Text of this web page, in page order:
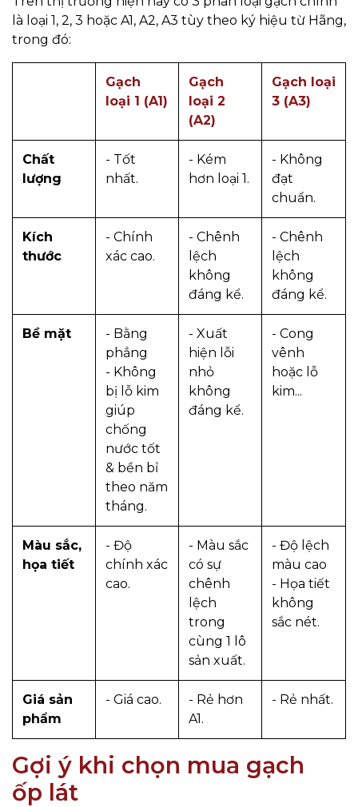
là loại 1, 2, 3 hoặc A1, A2, A3 tùy theo ký hiệu từ Hãng,
trong đó:
Gạch
loại 1 (A1)
Gạch
loại 2
(A2)
Gạch loại
3 (A3)
Chất
lượng
- Tốt
nhất.
- Kém
hơn loại 1.
- Không
đạt
chuẩn.
Kích
thước
- Chính
xác cao.
- Chênh
lệch
không
đáng kể.
- Chênh
lệch
không
đáng kể.
Bề mặt
- Bằng
phẳng
- Không
bị lỗ kim
giúp
chống
nước tốt
& bền bỉ
theo năm
tháng.
- Xuất
hiện lỗi
nhỏ
không
đáng kể.
- Cong
vênh
hoặc lỗ
kim...
Màu sắc,
họa tiết
- Độ
chính xác
cao.
- Màu sắc
có sự
chênh
lệch
trong
cùng 1 lô
sản xuất.
- Độ lệch
màu cao
- Họa tiết
không
sắc nét.
Giá sản
phẩm
- Giá cao.
- Rẻ hơn
A1.
- Rẻ nhất.
Gợi ý khi chọn mua gạch
ốp lát